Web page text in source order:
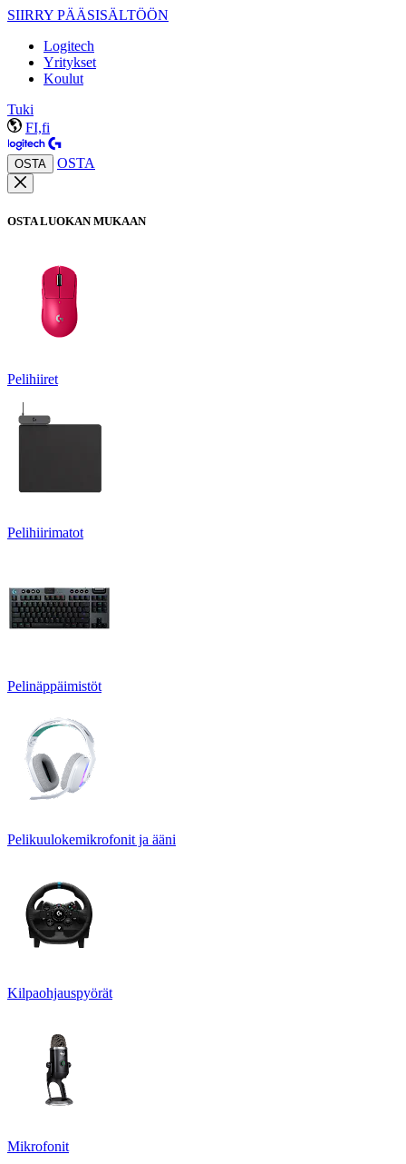
SIIRRY PÄÄSISÄLTÖÖN
Logitech
Yritykset
Koulut
Tuki
FI,fi
OSTA OSTA
OSTA LUOKAN MUKAAN
Pelihiiret
Pelihiirimatot
Pelinäppäimistöt
Pelikuulokemikrofonit ja ääni
Kilpaohjauspyörät
Mikrofonit